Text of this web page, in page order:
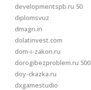
developmentspb.ru 50
diplomsvuz
dmagri.in
dolatinvest.com
dom-i-zakon.ru
dorogibezproblem.ru 500
doy-ckazka.ru
dxgamestudio